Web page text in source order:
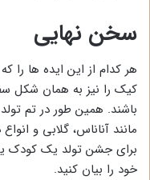
سخن نهایی
کیک را نیز به همان شکل
باشند. همین طور در تم
مانند آناناس، گلابی و
برای جشن تولد یک کودک
خود را بیان کنید.